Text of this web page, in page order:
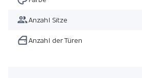
Anzahl Sitze
Anzahl der Türen